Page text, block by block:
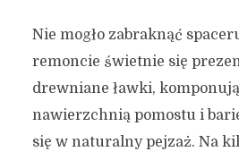
Nie mogło zabraknąć
remoncie świetnie się
drewniane ławki,
nawierzchnią pomostu i
się w naturalny pejzaż. Na